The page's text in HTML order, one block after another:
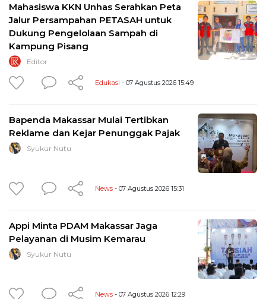
Mahasiswa KKN Unhas Serahkan Peta
Jalur Persampahan PETASAH untuk
Dukung Pengelolaan Sampah di
Kampung Pisang
Editor
Edukasi - 07 Agustus 2026 15:49
Bapenda Makassar Mulai Tertibkan
Reklame dan Kejar Penunggak Pajak
Syukur Nutu
News - 07 Agustus 2026 15:31
Appi Minta PDAM Makassar Jaga
Pelayanan di Musim Kemarau
Syukur Nutu
News - 07 Agustus 2026 12:29